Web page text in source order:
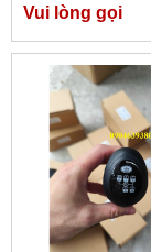
Vui lòng gọi